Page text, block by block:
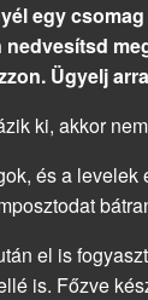
egy
Ügyelj
ki, akkor
és a
el is
is. Főzve